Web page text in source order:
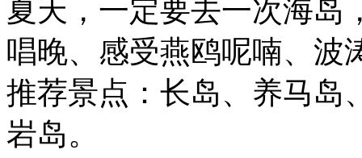
夏天，一定要去一次海岛
唱晚、感受燕鸥呢喃、波
推荐景点：长岛、养马岛
岩岛。